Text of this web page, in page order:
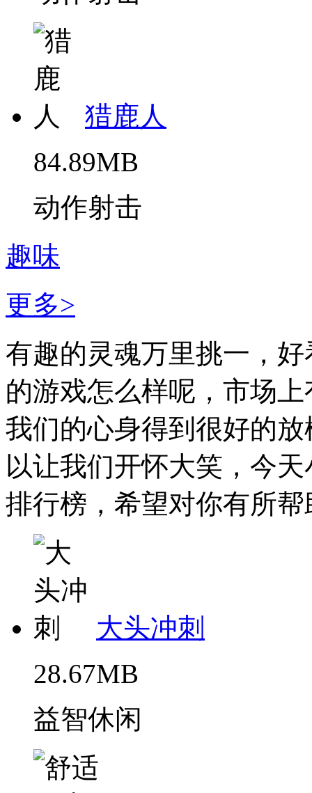
猎鹿人
84.89MB
动作射击
趣味
更多>
有趣的灵魂万里挑一，
的游戏怎么样呢，市场
我们的心身得到很好的
以让我们开怀大笑，今
排行榜，希望对你有所帮
大头冲刺
28.67MB
益智休闲